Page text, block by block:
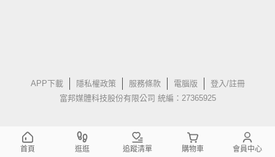
APP下載 隱私權政策 服務條款 電腦版
登入/註冊
富邦媒體科技股份有限公司 統編：27365925
首頁 逛逛 追蹤清單 購物車 會員中心